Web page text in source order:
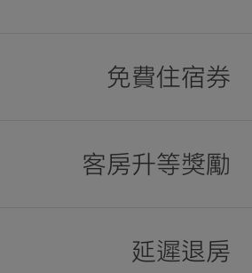
免費住宿券
客房升等獎勵
延遲退房